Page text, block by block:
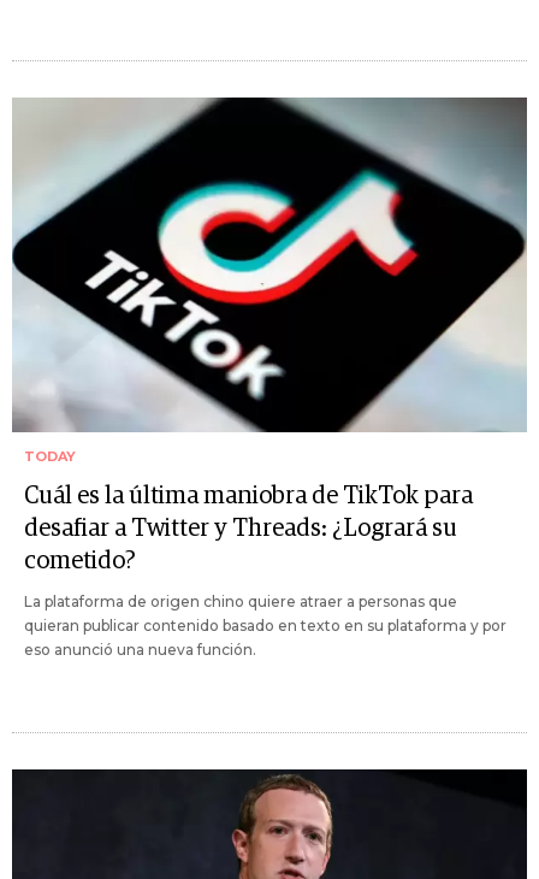
TODAY
Cuál es la última maniobra de TikTok para
desafiar a Twitter y Threads: ¿Logrará su
cometido?
La plataforma de origen chino quiere atraer a personas que
quieran publicar contenido basado en texto en su plataforma y por
eso anunció una nueva función.